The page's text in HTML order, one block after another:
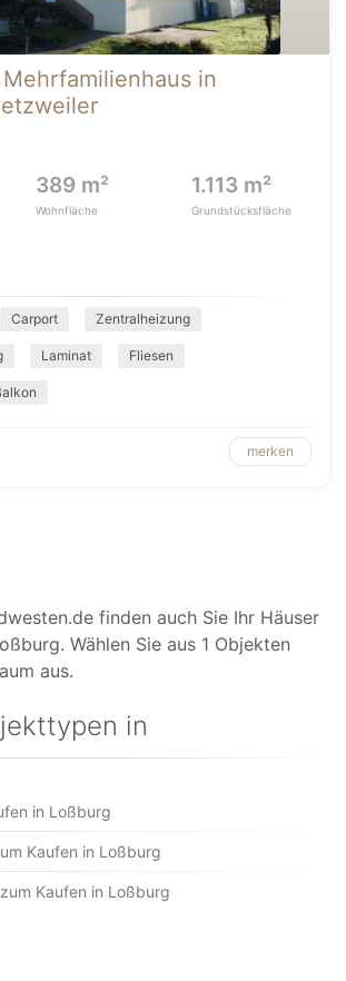
in
389 m²
Wohnfläche
1.113 m²
Grundstücksfläche
Carport Zentralheizung
Laminat Fliesen
merken
finden auch Sie Ihr Häuser
Wählen Sie aus 1 Objekten
aus.
in
in Loßburg
Kaufen in Loßburg
Kaufen in Loßburg